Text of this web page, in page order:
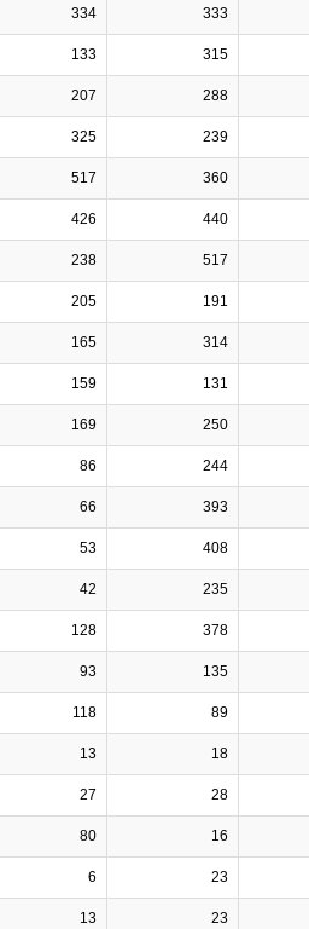
334 333
133 315
207 288
325 239
517 360
426 440
238 517
205 191
165 314
159 131
169 250
86 244
66 393
53 408
42 235
128 378
93 135
118 89
13 18
27 28
80 16
6 23
13 23